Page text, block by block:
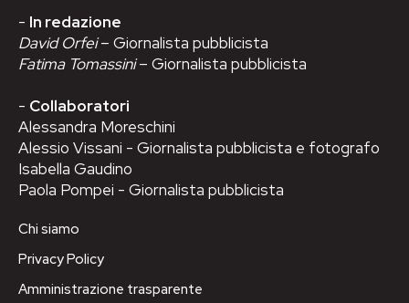
- In redazione
David Orfei– Giornalista pubblicista
Fatima Tomassini– Giornalista pubblicista
- Collaboratori
Alessandra Moreschini
Alessio Vissani - Giornalista pubblicista e fotografo
Isabella Gaudino
Paola Pompei - Giornalista pubblicista
Chi siamo
Privacy Policy
Amministrazione trasparente